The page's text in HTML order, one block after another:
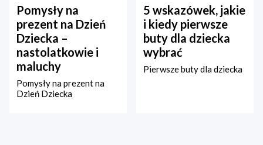
Pomysły na
prezent na Dzień
Dziecka –
nastolatkowie i
maluchy
Pomysły na prezent na
Dzień Dziecka
5 wskazówek, jakie
i kiedy pierwsze
buty dla dziecka
wybrać
Pierwsze buty dla dziecka